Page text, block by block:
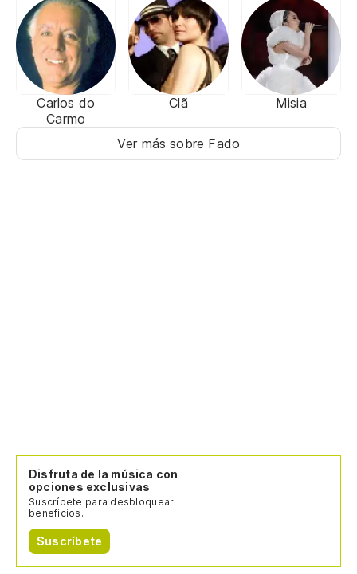
Carlos do
Carmo
Clã Misia
Ver más sobre Fado
Disfruta de la música con
opciones exclusivas
Suscríbete para desbloquear
beneficios.
Suscríbete